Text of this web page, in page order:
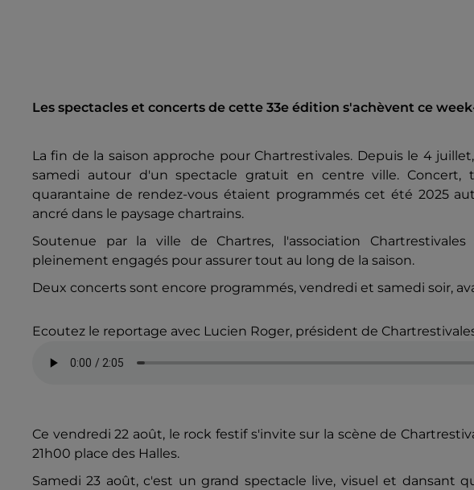
La fin de la saison approche pour Chartrestivales. Depuis le 4
samedi autour d'un spectacle gratuit en centre ville. Concert,
quarantaine de rendez-vous étaient programmés cet été 2025
ancré dans le paysage chartrains.
Soutenue par la ville de Chartres, l'association
pleinement engagés pour assurer tout au long de la saison.
Deux concerts sont encore programmés, vendredi et samedi soir,
Ecoutez le reportage avec Lucien Roger, président de
Ce vendredi 22 août, le rock festif s'invite sur la scène de
21h00 place des Halles.
Samedi 23 août, c'est un grand spectacle live, visuel et dansant